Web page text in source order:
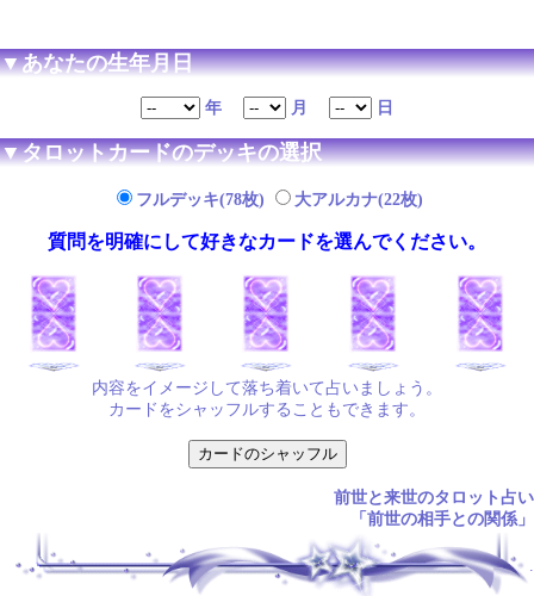
▼あなたの生年月日
年 月 日
▼タロットカードのデッキの選択
フルデッキ(78枚) 大アルカナ(22枚)
質問を明確にして好きなカードを選んでください。
内容をイメージして落ち着いて占いましょう。
カードをシャッフルすることもできます。
前世と来世のタロット占い
「前世の相手との関係」